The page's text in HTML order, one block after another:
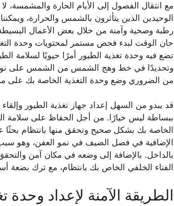
مع انتقال الفصول إلى الأيام الحارة والمشمسة،
الوحيدين الذين يتأثرون بالشمس والحرارة،
رطبة وصحية وآمنة من خلال بعض الأعمال
حان الوقت لبدء فحص مستمر لمحتويات وحدة
تضع فيه وحدة تغذية الطيور أمرًا حيويًا لسلامة
وتحديدًا في خط وهج الشمس من الشمس على
من الضروري وضع وحدة التغذية الخاصة بك على
قد يبدو من السهل إعداد جهاز تغذية الطيور
ببساطة ليس خيارًا. من أجل الحفاظ على سلامة
الخاصة بك بشكل صحيح وتحقق منها بانتظام
الإضافية في فصل الصيف في نمو العفن، وهو
بالداخل. بالإضافة إلى وضعه في مكان آمن
الفناء الخلفي الخاص بك بانتظام، مع ترك بضعة
الطريقة الآمنة لإعداد